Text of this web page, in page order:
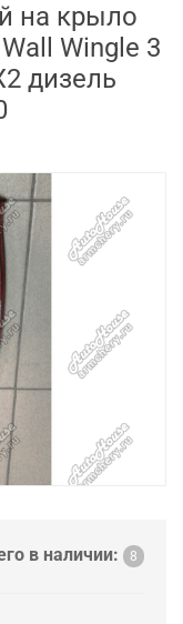
на крыло
Wingle 3
дизель
в наличии: 8